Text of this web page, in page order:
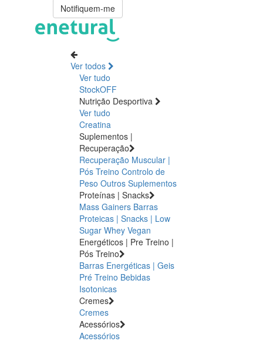
Notifiquem-me
Ver todos
Ver tudo
StockOFF
Nutrição Desportiva
Ver tudo
Creatina
Suplementos |
Recuperação
Recuperação Muscular |
Pós Treino Controlo de
Peso Outros Suplementos
Proteínas | Snacks
Mass Gainers Barras
Proteicas | Snacks | Low
Sugar Whey Vegan
Energéticos | Pre Treino |
Pós Treino
Barras Energéticas | Geis
Pré Treino Bebidas
Isotonicas
Cremes
Cremes
Acessórios
Acessórios